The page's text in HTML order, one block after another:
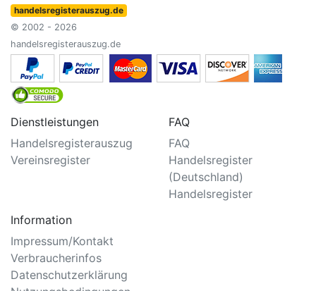
handelsregisterauszug.de
© 2002 - 2026
handelsregisterauszug.de
Dienstleistungen
Handelsregisterauszug
Vereinsregister
FAQ
FAQ
Handelsregister
(Deutschland)
Handelsregister
Information
Impressum/Kontakt
Verbraucherinfos
Datenschutzerklärung